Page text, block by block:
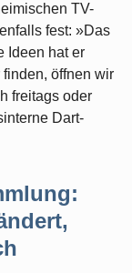
TV-
fest: »Das
Ideen hat er
öffnen wir
freitags oder
Dart-